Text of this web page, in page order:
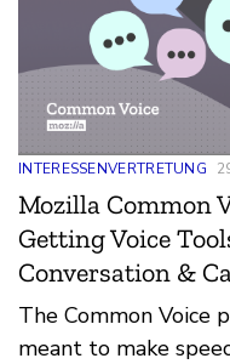
INTERESSENVERTRETUNG
Mozilla Common
Getting Voice
Conversation &
The Common Voice
meant to make